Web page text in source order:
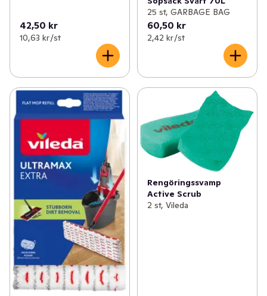
42,50 kr
10,63 kr /st
25 st, GARBAGE BAG
60,50 kr
2,42 kr /st
Rengöringssvamp
Active Scrub
2 st, Vileda